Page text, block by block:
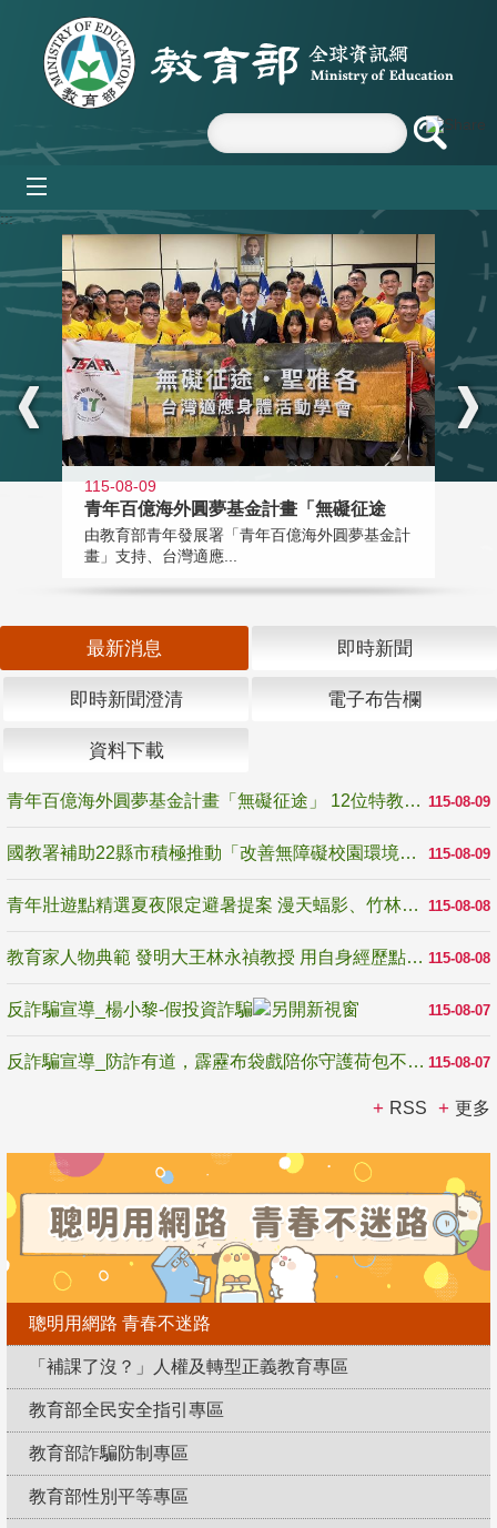
跳到主要內容區塊
:::
115-08-09
青年百億海外圓夢基金計畫「無礙征途
由教育部青年發展署「青年百億海外圓夢基金計
畫」支持、台灣適應...
最新消息 即時新聞
即時新聞澄清 電子布告欄
資料下載
115-08-09
青年百億海外圓夢基金計畫「無礙征途」 12位特教與弱勢青年勇闖西班牙 跨越感官限制見證生命蛻變
115-08-09
國教署補助22縣市積極推動「改善無障礙校園環境計畫」 打造友善、安全、無礙學習空間
115-08-08
青年壯遊點精選夏夜限定避暑提案 漫天蝠影、竹林尋蛙、茶香夜觀 邀青年暮色出發
115-08-08
教育家人物典範 發明大王林永禎教授 用自身經歷點亮學生的路
115-08-07
反詐騙宣導_楊小黎-假投資詐騙
115-08-07
反詐騙宣導_防詐有道，霹靂布袋戲陪你守護荷包不受騙
RSS 更多
聰明用網路 青春不迷路
「補課了沒？」人權及轉型正義教育專區
教育部全民安全指引專區
教育部詐騙防制專區
教育部性別平等專區